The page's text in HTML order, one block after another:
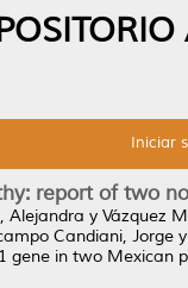
Iniciar
report of two
Alejandra y Vázquez
Candiani, Jorge
gene in two Mexican